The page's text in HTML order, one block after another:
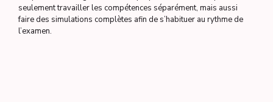
seulement travailler les compétences séparément, mais aussi
faire des simulations complètes afin de s’habituer au rythme de
l’examen.